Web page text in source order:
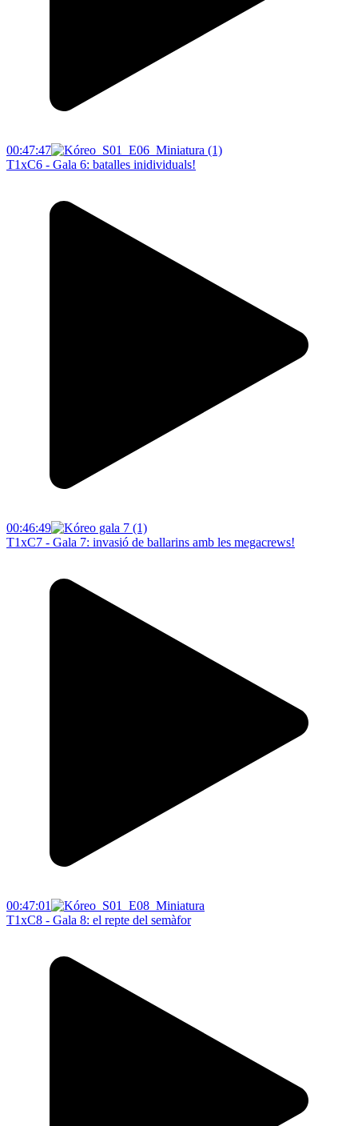
00:47:47
T1xC6 - Gala 6: batalles inidividuals!
00:46:49
T1xC7 - Gala 7: invasió de ballarins amb les megacrews!
00:47:01
T1xC8 - Gala 8: el repte del semàfor